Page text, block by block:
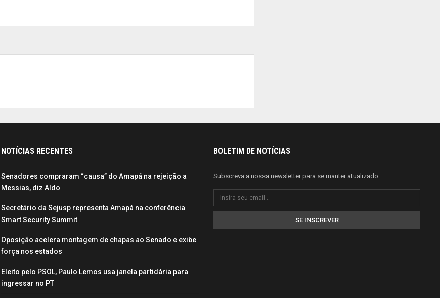
NOTÍCIAS RECENTES
Senadores compraram “causa” do Amapá na rejeição a
Messias, diz Aldo
Secretário da Sejusp representa Amapá na conferência
Smart Security Summit
Oposição acelera montagem de chapas ao Senado e exibe
força nos estados
Eleito pelo PSOL, Paulo Lemos usa janela partidária para
ingressar no PT
BOLETIM DE NOTÍCIAS
Subscreva a nossa newsletter para se manter atualizado.
SE INSCREVER